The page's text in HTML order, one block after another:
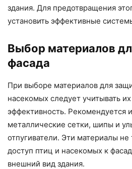
здания. Для предотвращения
установить эффективные
Выбор материалов
фасада
При выборе материалов для
насекомых следует учитывать
эффективность. Рекомендуется
металлические сетки, шипы и
отпугиватели. Эти материалы
доступ птиц и насекомых к
внешний вид здания.